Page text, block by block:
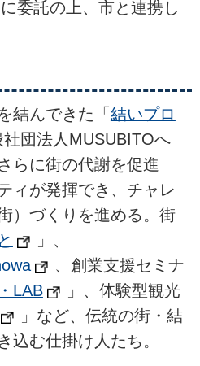
委託の上、市と連携し
結んできた「 結いプロ
社団法人MUSUBITOへ
らに街の代謝を促進
ィが発揮でき、チャレ
）づくりを進める。街
」、
、創業支援セミナ
LAB
」、体験型観光
」など、伝統の街・結
込む仕掛け人たち。